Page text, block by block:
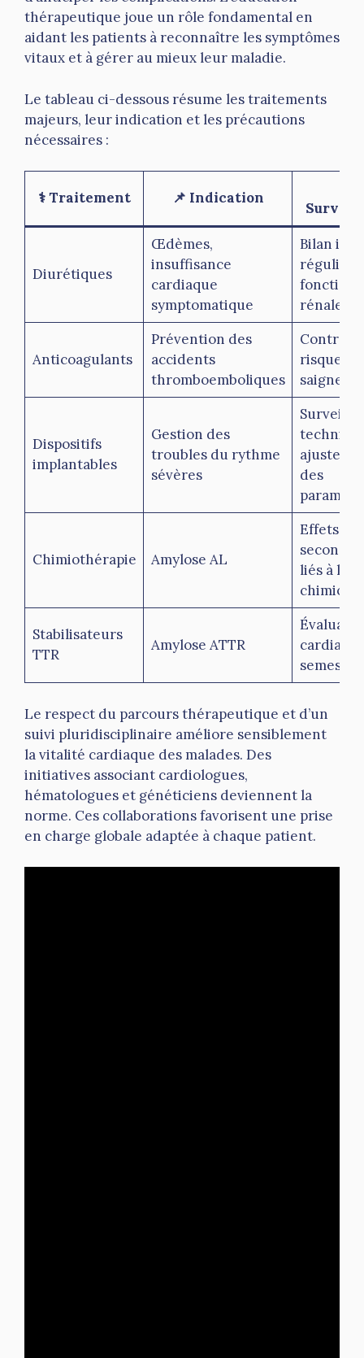
thérapeutique joue un rôle fondamental en
aidant les patients à reconnaître les symptômes
vitaux et à gérer au mieux leur maladie.
Le tableau ci-dessous résume les traitements
majeurs, leur indication et les précautions
nécessaires :
⚕️ Traitement 📌 Indication
Diurétiques
Œdèmes,
insuffisance
cardiaque
symptomatique
Bilan
régulier,
fonction
rénale
Anticoagulants
Prévention des
accidents
thromboemboliques
Contrôle
risques
Dispositifs
implantables
Gestion des
troubles du rythme
sévères
des
Chimiothérapie Amylose AL
Effets
liés à la
Stabilisateurs
TTR
Amylose ATTR
Le respect du parcours thérapeutique et d’un
suivi pluridisciplinaire améliore sensiblement
la vitalité cardiaque des malades. Des
initiatives associant cardiologues,
hématologues et généticiens deviennent la
norme. Ces collaborations favorisent une prise
en charge globale adaptée à chaque patient.